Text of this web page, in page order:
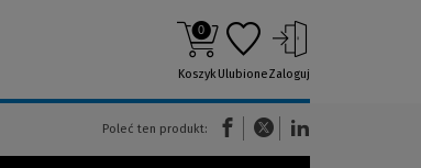
0
KoszykUlubioneZaloguj
Poleć ten produkt:
(Nowe okno)(Link do innej strony)